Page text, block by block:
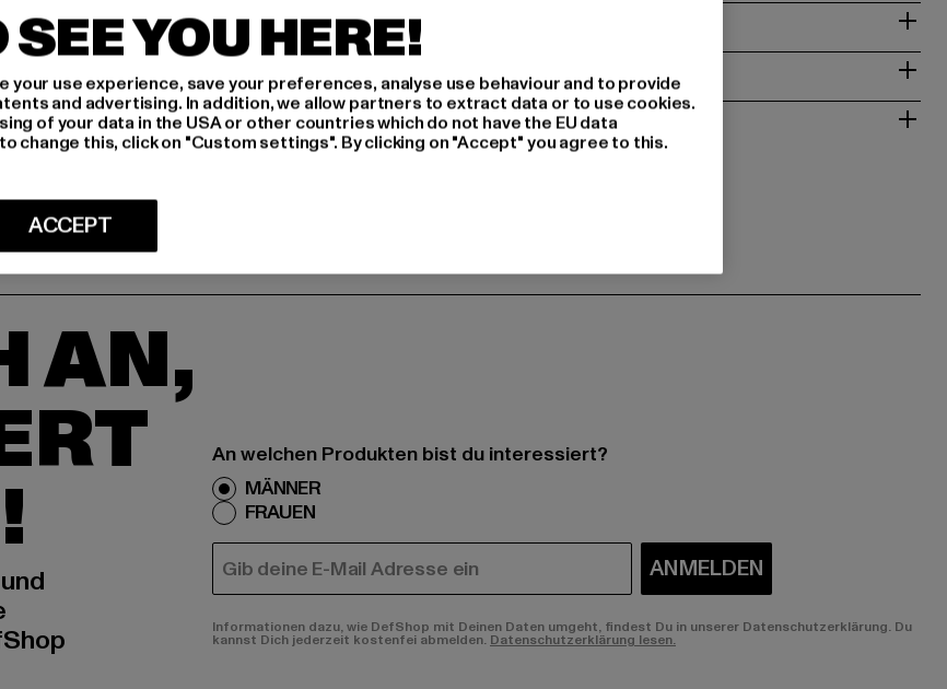
GRÖSSE & PASSFORM
PFLEGEHINWEISE
LIEFERUNG & RÜCKGABE
AN,
An welchen Produkten bist du interessiert?
MÄNNER
FRAUEN
E-MAIL ANMELDEN
Informationen dazu, wie DefShop mit Deinen Daten umgeht, findest Du in unserer Datenschutzerklärung. Du
kannst Dich jederzeit kostenfei abmelden. Datenschutzerklärung lesen.
YOU HERE!
your use experience, save your preferences, analyse use behaviour and to provide
and advertising. In addition, we allow partners to extract data or to use cookies.
of your data in the USA or other countries which do not have the EU data
change this, click on "Custom settings". By clicking on "Accept" you agree to this.
ACCEPT